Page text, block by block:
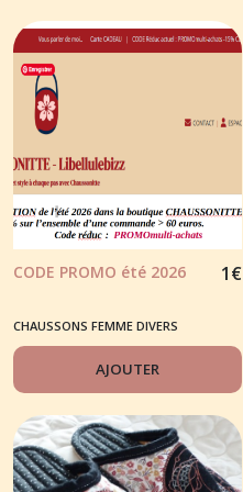
CODE PROMO été 2026 1€
CHAUSSONS FEMME DIVERS
AJOUTER